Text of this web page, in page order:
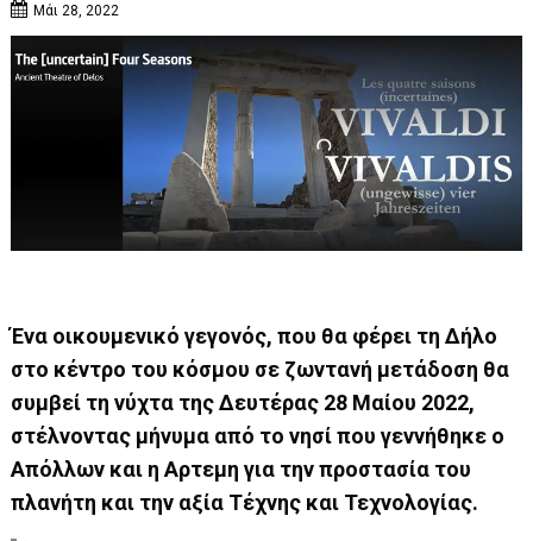
Μάι 28, 2022
Ένα οικουμενικό γεγονός, που θα φέρει τη Δήλο
στο κέντρο του κόσμου σε ζωντανή μετάδοση θα
συμβεί τη νύχτα της Δευτέρας 28 Μαίου 2022,
στέλνοντας μήνυμα από το νησί που γεννήθηκε ο
Απόλλων και η Αρτεμη για την προστασία του
πλανήτη και την αξία Τέχνης και Τεχνολογίας.